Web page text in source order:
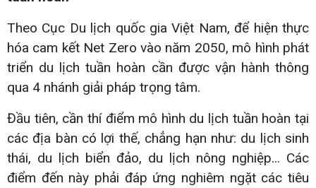
Theo Cục Du lịch quốc gia Việt Nam, để hiện thực
hóa cam kết Net Zero vào năm 2050, mô hình phát
triển du lịch tuần hoàn cần được vận hành thông
qua 4 nhánh giải pháp trọng tâm.
Đầu tiên, cần thí điểm mô hình du lịch tuần hoàn tại
các địa bàn có lợi thế, chẳng hạn như: du lịch sinh
thái, du lịch biển đảo, du lịch nông nghiệp... Các
điểm đến này phải đáp ứng nghiêm ngặt các tiêu